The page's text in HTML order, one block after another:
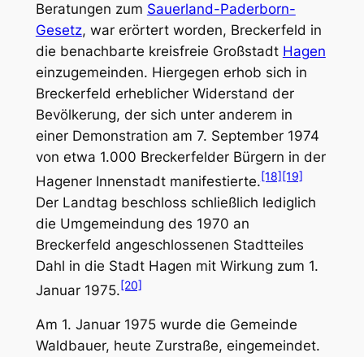
Beratungen zum Sauerland-Paderborn-
Gesetz, war erörtert worden, Breckerfeld in
die benachbarte kreisfreie Großstadt Hagen
einzugemeinden. Hiergegen erhob sich in
Breckerfeld erheblicher Widerstand der
Bevölkerung, der sich unter anderem in
einer Demonstration am 7. September 1974
von etwa 1.000 Breckerfelder Bürgern in der
Hagener Innenstadt manifestierte.[18] [19]
Der Landtag beschloss schließlich lediglich
die Umgemeindung des 1970 an
Breckerfeld angeschlossenen Stadtteiles
Dahl in die Stadt Hagen mit Wirkung zum 1.
Januar 1975.[20]
Am 1. Januar 1975 wurde die Gemeinde
Waldbauer, heute Zurstraße, eingemeindet.